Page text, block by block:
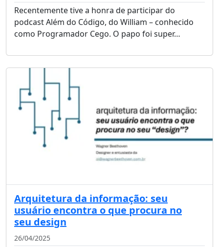
Recentemente tive a honra de participar do
podcast Além do Código, do William – conhecido
como Programador Cego. O papo foi super…
Arquitetura da informação: seu
usuário encontra o que procura no
seu design
26/04/2025